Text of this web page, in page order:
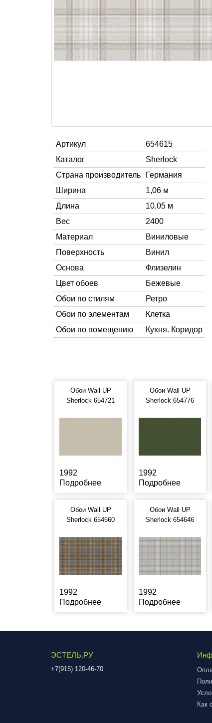
Артикул
654615
Каталог
Sherlock
Страна производитель
Германия
Ширина
1,06 м
Длина
10,05 м
Вес
2400
Материал
Виниловые
Поверхность
Винил
Основа
Флизелин
Цвет обоев
Бежевые
Обои по стилям
Ретро
Обои по элементам
Клетка
Обои по помещению
Кухня. Коридор
Обои Wall UP
Sherlock 654721
1992
Подробнее
Обои Wall UP
Sherlock 654776
1992
Подробнее
Обои Wall UP
Sherlock 654660
1992
Подробнее
Обои Wall UP
Sherlock 654646
1992
Подробнее
ЭСТЕЛЬ.РУ
+7(915) 120-46-70
Как